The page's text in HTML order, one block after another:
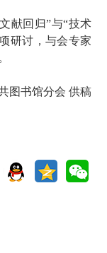
献回归”与“技术
研讨，与会专家
图书馆分会 供稿